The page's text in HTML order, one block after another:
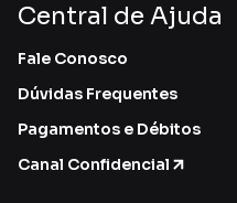
Central de Ajuda
Fale Conosco
Dúvidas Frequentes
Pagamentos e Débitos
Canal Confidencial